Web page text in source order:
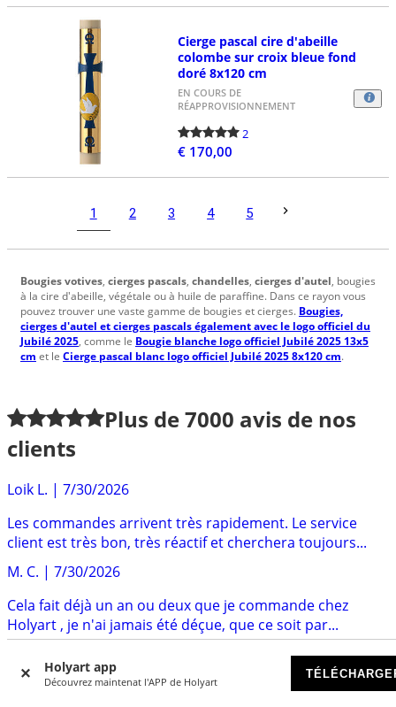
Holyart app
Découvrez maintenat l'APP de Holyart
Cierge pascal cire d'abeille
colombe sur croix bleue fond
doré 8x120 cm
EN COURS DE
RÉAPPROVISIONNEMENT
2
€ 170,00
1 2 3 4 5
Bougies votives, cierges pascals, chandelles, cierges d'autel, bougies
à la cire d'abeille, végétale ou à huile de paraffine. Dans ce rayon vous
pouvez trouver une vaste gamme de bougies et cierges. Bougies,
cierges d'autel et cierges pascals également avec le logo officiel du
Jubilé 2025, comme le Bougie blanche logo officiel Jubilé 2025 13x5
cm et le Cierge pascal blanc logo officiel Jubilé 2025 8x120 cm.
Plus de7000 avis de nos
clients
Loik L. | 7/30/2026
Les commandes arrivent très rapidement. Le service
client est très bon, très réactif et cherchera toujours...
M. C. | 7/30/2026
Cela fait déjà un an ou deux que je commande chez
Holyart , je n'ai jamais été déçue, que ce soit par...
Un magnifique site d'objets d'Art, religieux, spiritueux,